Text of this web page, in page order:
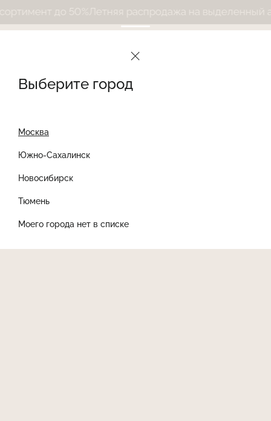
Выберите город
Москва
Южно-Сахалинск
Новосибирск
Тюмень
Моего города нет в списке
до 50%Летняя распродажа на выделенный